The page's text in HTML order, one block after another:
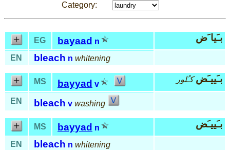
Category:
EG bayaad n بـَيا َض
EN bleach n whitening
MS bayyad v بـَييـَض كـُلور
EN bleach v washing
MS bayyad n بـَييـَض
EN bleach n whitening